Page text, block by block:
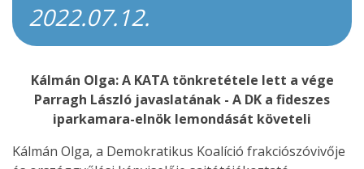
2022.07.12.
Kálmán Olga: A KATA tönkretétele lett a vége
Parragh László javaslatának - A DK a fideszes
iparkamara-elnök lemondását követeli
Kálmán Olga, a Demokratikus Koalíció frakciószóvivője